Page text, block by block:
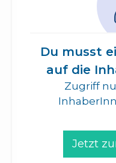
Du musst
auf die
Zugriff
Jetzt